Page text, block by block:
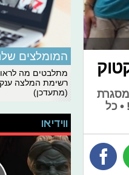
בגיפט קארד בשווי 2,000 ש"ח! • כל
המומלצים
מתלבטים מה
רשימת המלצה
(מתעדכן)
ווידיאו